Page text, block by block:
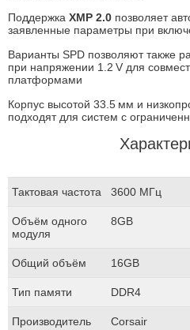
Поддержка XMP 2.0 позволяет
заявленные параметры при
Варианты SPD позволяют также
при напряжении 1.2 V для
платформами
Корпус высотой 33.5 мм и
подходят для систем с
Тактовая частота 3600 МГц
Объём одного
модуля
8GB
Общий объём 16GB
Тип памяти DDR4
Производитель Corsair